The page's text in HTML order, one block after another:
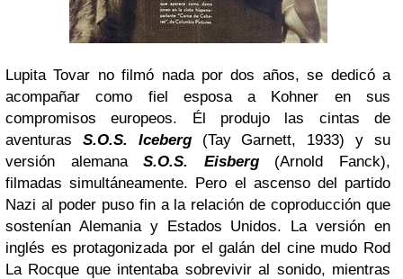
Lupita Tovar no filmó nada por dos años, se dedicó a
acompañar como fiel esposa a Kohner en sus
compromisos europeos. Él produjo las cintas de
aventuras S.O.S. Iceberg(Tay Garnett, 1933) y su
versión alemanaS.O.S. Eisberg(Arnold Fanck),
filmadas simultáneamente. Pero el ascenso del partido
Nazi al poder puso fin a la relación de coproducción que
sostenían Alemania y Estados Unidos. La versión en
inglés es protagonizada por el galán del cine mudo Rod
La Rocque que intentaba sobrevivir al sonido, mientras